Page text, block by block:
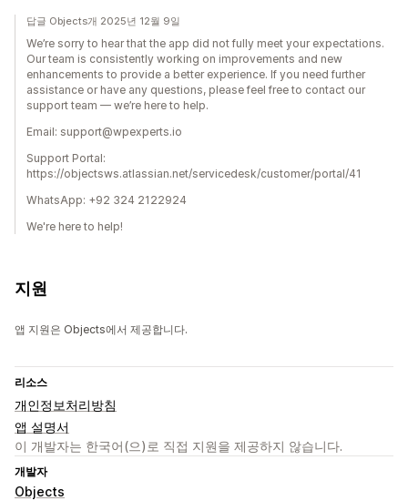
답글 Objects개 2025년 12월 9일
We’re sorry to hear that the app did not fully meet your expectations.
Our team is consistently working on improvements and new
enhancements to provide a better experience. If you need further
assistance or have any questions, please feel free to contact our
support team — we’re here to help.
Email: support@wpexperts.io
Support Portal:
https://objectsws.atlassian.net/servicedesk/customer/portal/41
WhatsApp: +92 324 2122924
We're here to help!
지원
앱 지원은 Objects에서 제공합니다.
리소스
개인정보처리방침
앱 설명서
이 개발자는 한국어(으)로 직접 지원을 제공하지 않습니다.
개발자
Objects